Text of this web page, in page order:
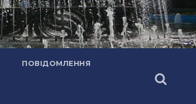
ПОВІДОМЛЕННЯ